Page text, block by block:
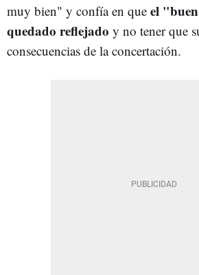
muy bien" y confía en que el
quedado reflejado y no tener que
consecuencias de la concertación.